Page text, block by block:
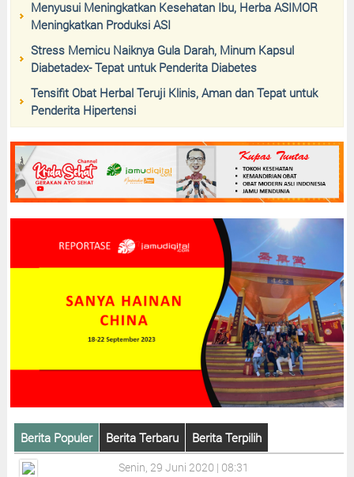
Menyusui Meningkatkan Kesehatan Ibu, Herba ASIMOR
Meningkatkan Produksi ASI
Stress Memicu Naiknya Gula Darah, Minum Kapsul
Diabetadex- Tepat untuk Penderita Diabetes
Tensifit Obat Herbal Teruji Klinis, Aman dan Tepat untuk
Penderita Hipertensi
Berita Populer Berita Terbaru Berita Terpilih
Senin, 29 Juni 2020 | 08:31